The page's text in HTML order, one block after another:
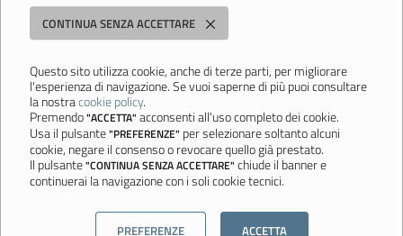
CONTINUA SENZA ACCETTARE
Questo sito utilizza cookie, anche di terze parti, per migliorare
l'esperienza di navigazione. Se vuoi saperne di più puoi consultare
la nostracookie policy.
Premendo"ACCETTA" acconsenti all'uso completo dei cookie.
Usa il pulsante"PREFERENZE" per selezionare soltanto alcuni
cookie, negare il consenso o revocare quello già prestato.
Il pulsante"CONTINUA SENZA ACCETTARE" chiude il banner e
continuerai la navigazione con i soli cookie tecnici.
PREFERENZE ACCETTA
Istituto Professionale Statale Socio-Commerciale-Artigianale "Cattaneo -
Deledda"
351005 - Email:morc08000g@istruzione.it- PEC:
morc08000g@pec.istruzione.it
Codice meccanografico: MORC08000G - C.F. 94177200360
Ultimo aggiornamento: Mercoledì, 29 Luglio 2026 ore 10:08